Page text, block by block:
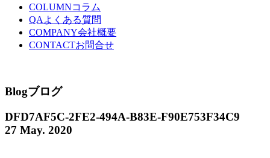
COLUMNコラム
QA よくある質問
COMPANY会社概要
CONTACTお問合せ
Blogブログ
DFD7AF5C-2FE2-494A-B83E-F90E753F34C9
27 May. 2020